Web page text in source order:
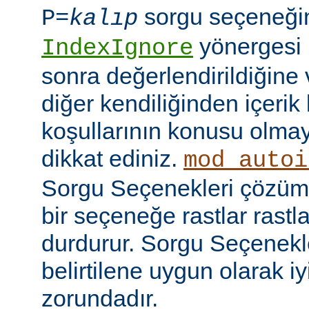
P=kalıp sorgu
IndexIgnore yönergesi
sonra değerlendirildiğine
diğer kendiliğinden içerik
koşullarının konusu
dikkat ediniz.
Sorgu Seçenekleri
bir seçeneğe rastlar
durdurur. Sorgu
belirtilene uygun olarak
zorundadır.